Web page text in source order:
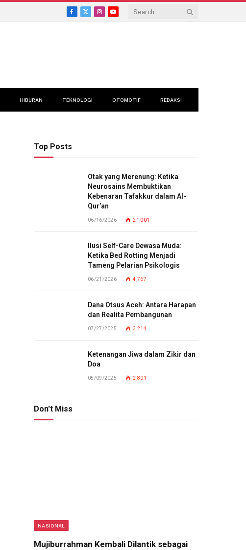
Facebook
X
InstagramYouTube
HIBURAN TEKNOLOGI OTOMOTIF REDAKSI
Top Posts
Otak yang Merenung: Ketika
Neurosains Membuktikan
Kebenaran Tafakkur dalam Al-
Qur’an
06/16/2026 21,001
Ilusi Self-Care Dewasa Muda:
Ketika Bed Rotting Menjadi
Tameng Pelarian Psikologis
06/21/2026 4,767
Dana Otsus Aceh: Antara Harapan
dan Realita Pembangunan
07/27/2025 3,214
Ketenangan Jiwa dalam Zikir dan
Doa
05/09/2025 2,801
Don't Miss
NASIONAL
Mujiburrahman Kembali Dilantik sebagai